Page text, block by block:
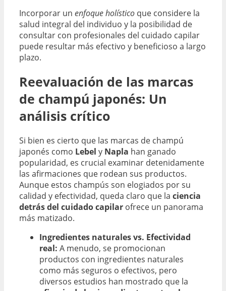
Incorporar un enfoque holístico que considere la
salud integral del individuo y la posibilidad de
consultar con profesionales del cuidado capilar
puede resultar más efectivo y beneficioso a largo
plazo.
Reevaluación de las marcas
de champú japonés: Un
análisis crítico
Si bien es cierto que las marcas de champú
japonés como Lebel y Napla han ganado
popularidad, es crucial examinar detenidamente
las afirmaciones que rodean sus productos.
Aunque estos champús son elogiados por su
calidad y efectividad, queda claro que la ciencia
detrás del cuidado capilar ofrece un panorama
más matizado.
Ingredientes naturales vs. Efectividad
real: A menudo, se promocionan
productos con ingredientes naturales
como más seguros o efectivos, pero
diversos estudios han mostrado que la